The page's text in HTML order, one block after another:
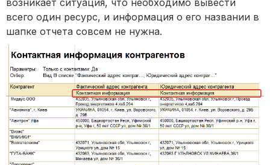
всего один ресурс, и информация о его названии в
шапке отчета совсем не нужна.